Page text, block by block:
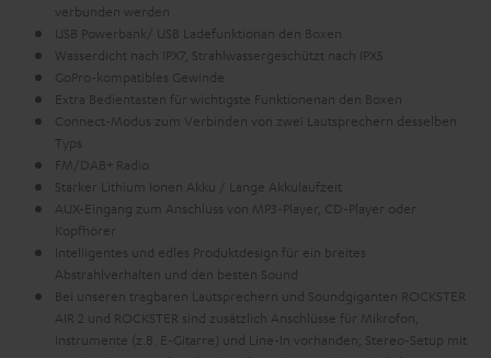
verbunden werden
USB Powerbank/ USB Ladefunktionan den Boxen
Wasserdicht nach IPX7, Strahlwassergeschützt nach IPX5
GoPro-kompatibles Gewinde
Extra Bedientasten für wichtigste Funktionenan den Boxen
Connect-Modus zum Verbinden von zwei Lautsprechern desselben
Typs
FM/DAB+ Radio
Starker Lithium Ionen Akku / Lange Akkulaufzeit
AUX-Eingang zum Anschluss von MP3-Player, CD-Player oder
Kopfhörer
Intelligentes und edles Produktdesign für ein breites
Abstrahlverhalten und den besten Sound
Bei unseren tragbaren Lautsprechern und Soundgiganten ROCKSTER
AIR 2 und ROCKSTER sind zusätzlich Anschlüsse für Mikrofon,
Instrumente (z.B. E-Gitarre) und Line-In vorhanden; Stereo-Setup mit